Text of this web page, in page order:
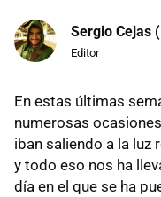
Sergio Cejas
Editor
En estas últimas
numerosas
iban saliendo a la luz
y todo eso nos ha
día en el que se ha